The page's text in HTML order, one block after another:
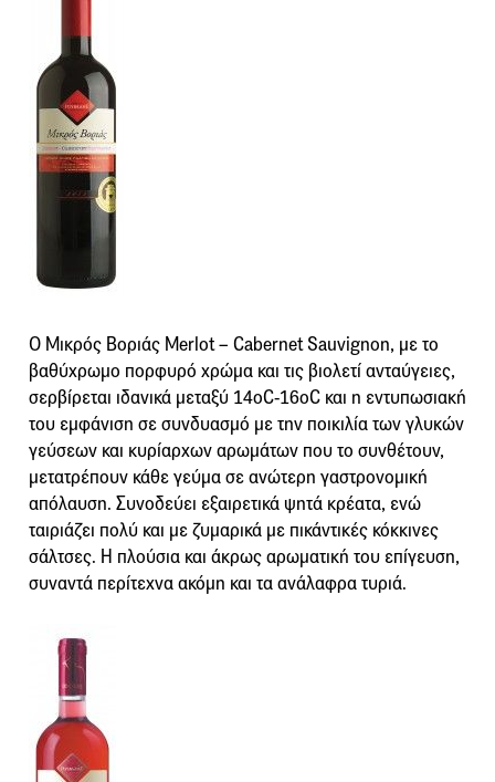
Ο Μικρός Βοριάς Merlot – Cabernet Sauvignon, με το
βαθύχρωμο πορφυρό χρώμα και τις βιολετί ανταύγειες,
σερβίρεται ιδανικά μεταξύ 14οC-16οC και η εντυπωσιακή
του εμφάνιση σε συνδυασμό με την ποικιλία των γλυκών
γεύσεων και κυρίαρχων αρωμάτων που το συνθέτουν,
μετατρέπουν κάθε γεύμα σε ανώτερη γαστρονομική
απόλαυση. Συνοδεύει εξαιρετικά ψητά κρέατα, ενώ
ταιριάζει πολύ και με ζυμαρικά με πικάντικές κόκκινες
σάλτσες. Η πλούσια και άκρως αρωματική του επίγευση,
συναντά περίτεχνα ακόμη και τα ανάλαφρα τυριά.